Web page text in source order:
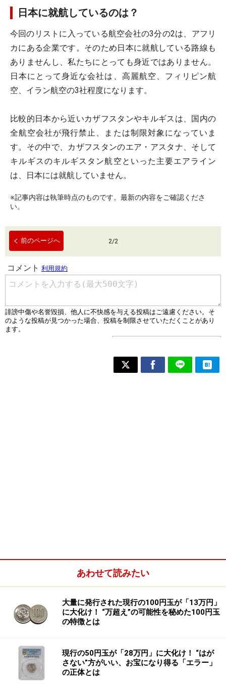
日本に就航しているのは？
今回のリストに入っている航空会社の3分の2は、アフリ
カにある企業です。そのため日本に就航している路線も
ありませんし、私たちにとっても身近ではありません。
日本にとって身近な会社は、高麗航空、フィリピン航
空、イラン航空の3社程度になります。
比較的日本から近いカザフスタンやキルギスは、国内の
全航空会社が飛行禁止、または制限対象になっていま
す。その中で、カザフスタンのエア・アスタナ、そして
キルギスのキルギスタン航空といった主要エアライン
は、日本には就航していません。
※記事内容は執筆時点のものです。最新の内容をご確認くださ
い。
前のページへ 2/2
あわせて読みたい
大量に発行された現行の100円玉が「13万円」
に大化け！ “万超え”の可能性を秘めた100円玉
の特徴とは
現行の50円玉が「28万円」に大化け！ “はが
さない”方がいい、お宝になり得る「エラー」
の正体とは